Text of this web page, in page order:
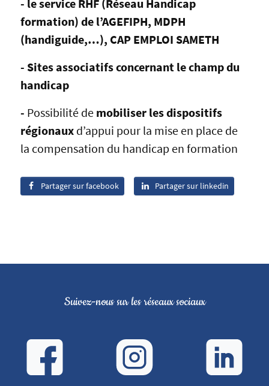
- le service RHF (Réseau Handicap
formation) de l’AGEFIPH, MDPH
(handiguide,…), CAP EMPLOI SAMETH
- Sites associatifs concernant le champ du
handicap
- Possibilité de mobiliser les dispositifs
régionauxd’appui pour la mise en place de
la compensation du handicap en formation
Partager sur facebook Partager sur linkedin
Suivez-nous sur les réseaux sociaux